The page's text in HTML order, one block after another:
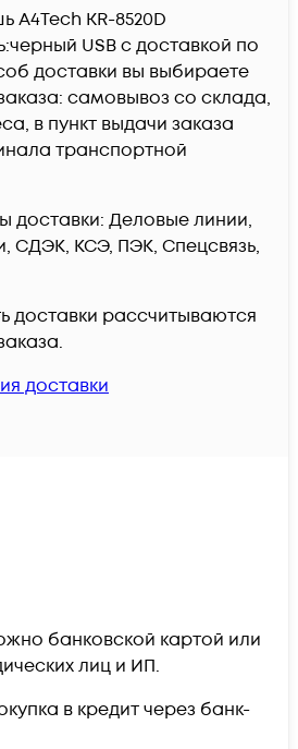
A4Tech KR-8520D
USB c доставкой по
доставки вы выбираете
самовывоз со склада,
в пункт выдачи заказа
транспортной
доставки: Деловые линии,
СДЭК, КСЭ, ПЭК, Спецсвязь,
доставки рассчитываются
доставки
банковской картой или
лиц и ИП.
в кредит через банк-